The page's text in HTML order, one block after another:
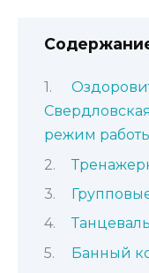
режим
Банный